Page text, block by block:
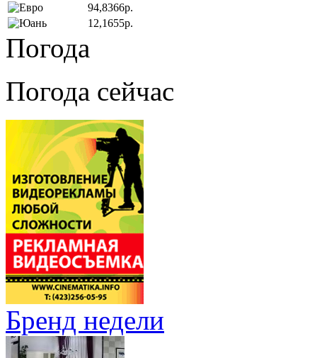
94,8366р.
12,1655р.
Погода
Погода сейчас
Бренд недели